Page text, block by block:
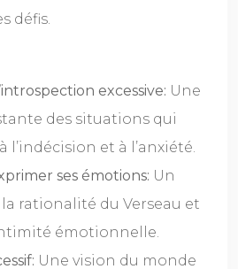
défis.
excessive: Une
des situations qui
l’indécision et à l’anxiété.
ses émotions: Un
rationalité du Verseau et
émotionnelle.
Une vision du monde